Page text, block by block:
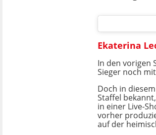
Ekaterina
In den vorigen
Sieger noch
Doch in
Staffel
in einer Live-
vorher
auf der